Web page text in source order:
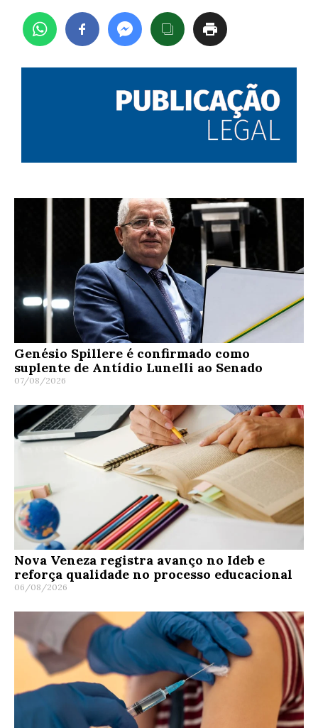
Genésio Spillere é confirmado como
suplente de Antídio Lunelli ao Senado
07/08/2026
Nova Veneza registra avanço no Ideb e
reforça qualidade no processo educacional
06/08/2026